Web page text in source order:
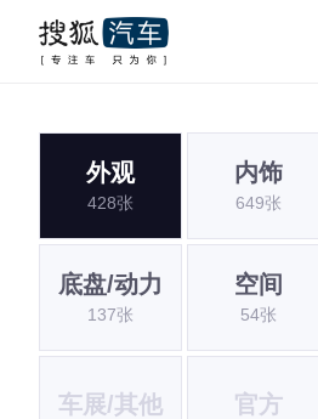
外观
428张
内饰
649张
底盘/动力
137张
空间
54张
车展/其他 官方